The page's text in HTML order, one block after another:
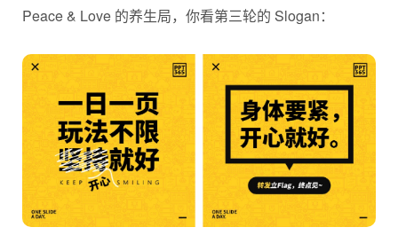
Peace & Love 的养生局，你看第三轮的 Slogan：